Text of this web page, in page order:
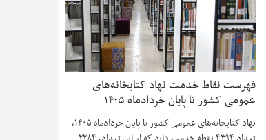
فهرست نقاط خدمت نهاد کتابخانه‌های
عمومی کشور تا پایان خردادماه ۱۴۰۵
نهاد کتابخانه‌های عمومی کشور تا پایان خردادماه ۱۴۰۵،